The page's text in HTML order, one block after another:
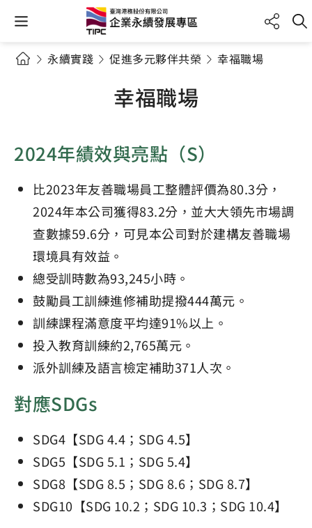
永續實踐 促進多元夥伴共榮 幸福職場
幸福職場
2024年績效與亮點（S）
比2023年友善職場員工整體評價為80.3分，
2024年本公司獲得83.2分，並大大領先市場調
查數據59.6分，可見本公司對於建構友善職場
環境具有效益。
總受訓時數為93,245小時。
鼓勵員工訓練進修補助提撥444萬元。
訓練課程滿意度平均達91%以上。
投入教育訓練約2,765萬元。
派外訓練及語言檢定補助371人次。
對應SDGs
SDG4【SDG 4.4；SDG 4.5】
SDG5【SDG 5.1；SDG 5.4】
SDG8【SDG 8.5；SDG 8.6；SDG 8.7】
SDG10【SDG 10.2；SDG 10.3；SDG 10.4】